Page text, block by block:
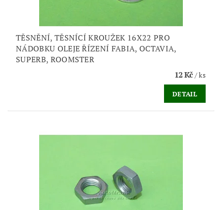
TĚSNĚNÍ, TĚSNÍCÍ KROUŽEK 16X22 PRO
NÁDOBKU OLEJE ŘÍZENÍ FABIA, OCTAVIA,
SUPERB, ROOMSTER
12 Kč/ ks
DETAIL